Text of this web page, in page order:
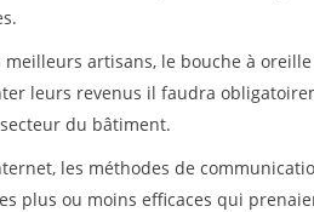
meilleurs artisans, le bouche à
leurs revenus il faudra
du bâtiment.
les méthodes de
plus ou moins efficaces qui